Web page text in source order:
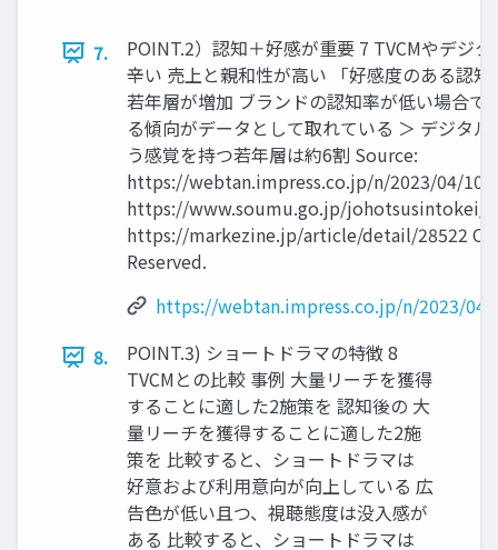
7.
POINT.2）認知＋好感が重要 7 TVCMやデジ
辛い 売上と親和性が高い 「好感度のある認
若年層が増加 ブランドの認知率が低い場合
る傾向がデータとして取れている ＞ デジタ
う感覚を持つ若年層は約6割 Source:
https://webtan.impress.co.jp/n/2023/04/10/
https://www.soumu.go.jp/johotsusintokei/
https://markezine.jp/article/detail/28522
Reserved.
https://webtan.impress.co.jp/n/2023/04/
8.
POINT.3) ショートドラマの特徴 8
TVCMとの比較 事例 大量リーチを獲得
することに適した2施策を 認知後の 大
量リーチを獲得することに適した2施
策を 比較すると、ショートドラマは
好意および利用意向が向上している 広
告色が低い且つ、視聴態度は没入感が
ある 比較すると、ショートドラマは